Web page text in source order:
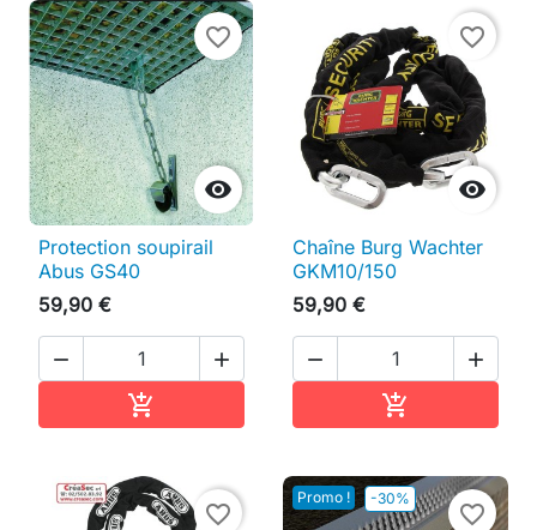

favorite_border
Protection soupirail
Abus GS40
59,90 €
 


favorite_border
Chaîne Burg Wachter
GKM10/150
59,90 €
 

favorite_border
Promo ! -30%
favorite_border